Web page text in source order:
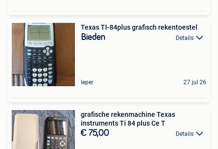
Texas TI-84plus grafisch rekentoestel
Bieden Details
Ieper 27 jul 26
grafische rekenmachine Texas
instruments Ti 84 plus Ce T
€ 75,00 Details